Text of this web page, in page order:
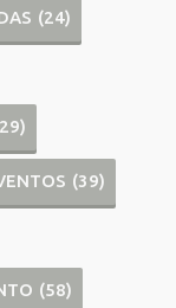
(24)
(39)
(58)